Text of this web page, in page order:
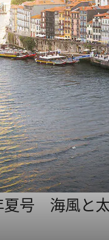
夏号 海風と